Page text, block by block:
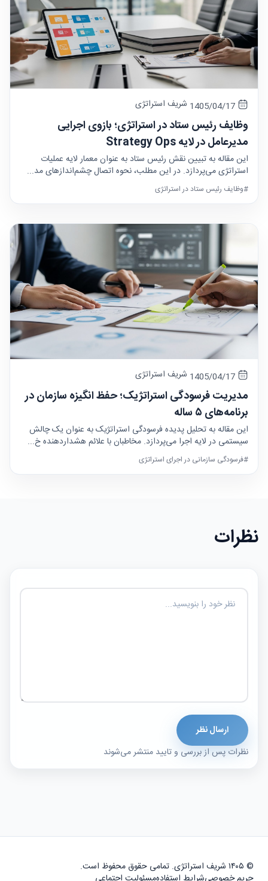
شریف استراتژی
وظایف رئیس ستاد در استراتژی؛ بازوی اجرایی
مدیرعامل در لایه Strategy Ops
این مقاله به تبیین نقش رئیس ستاد به عنوان معمار لایه عملیات
استراتژی می‌پردازد. در این مطلب، نحوه اتصال چشم‌اندازهای مد...
#وظایف رئیس ستاد در استراتژی
شریف استراتژی
مدیریت فرسودگی استراتژیک؛ حفظ انگیزه سازمان در
برنامه‌های ۵ ساله
این مقاله به تحلیل پدیده فرسودگی استراتژیک به عنوان یک چالش
سیستمی در لایه اجرا می‌پردازد. مخاطبان با علائم هشداردهنده خ...
#فرسودگی سازمانی در اجرای استراتژی
نظرات
نظرات پس از بررسی و تایید منتشر می‌شوند
ارسال نظر
© ۱۴۰۵ شریف استراتژی. تمامی حقوق محفوظ است.